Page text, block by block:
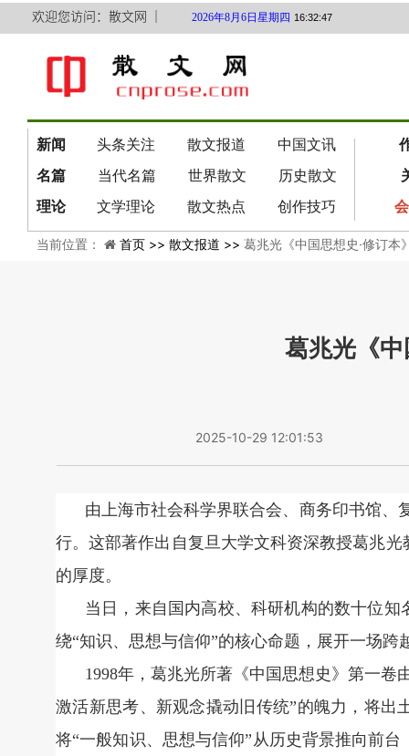
欢迎您访问：散文网 ｜
新闻 头条关注 散文报道 中国文讯
名篇
当代名篇 世界散文 历史散文
理论
文学理论 散文热点 创作技巧
2026年8月6日星期四 16:32:47
当前位置： 首页 >> 散文报道 >> 葛兆光《中国思想史·修订本
葛兆光《
2025-10-29 12:01:53
由上海市社会科学界联合会、商务印书馆、
行。这部著作出自复旦大学文科资深教授葛兆
的厚度。
当日，来自国内高校、科研机构的数十位
绕“知识、思想与信仰”的核心命题，展开一场跨
1998年，葛兆光所著《中国思想史》第一
激活新思考、新观念撬动旧传统”的魄力，将出
将“一般知识、思想与信仰”从历史背景推向前